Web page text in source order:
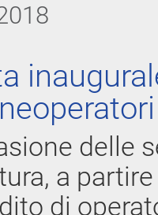
delle
a
di